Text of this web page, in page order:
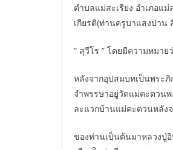
ตำบลแม่สะเรียง อำเภอ
เกียรติ(ท่านครูบาแสงปา
“ สุวีโร ” โดยมีความหมาย
หลังจากอุปสมบทเป็นพระ
จำพรรษาอยู่วัดแม่คะตวน
ละแวกบ้านแม่คะตวนหลัง
ของท่านเป็นต้นมาหลวงปู่